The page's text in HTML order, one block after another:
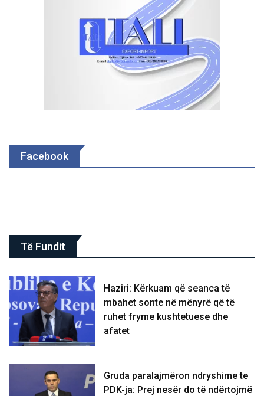
Facebook
Të Fundit
Haziri: Kërkuam që seanca të
mbahet sonte në mënyrë që të
ruhet fryme kushtetuese dhe
afatet
Gruda paralajmëron ndryshime te
PDK-ja: Prej nesër do të ndërtojmë